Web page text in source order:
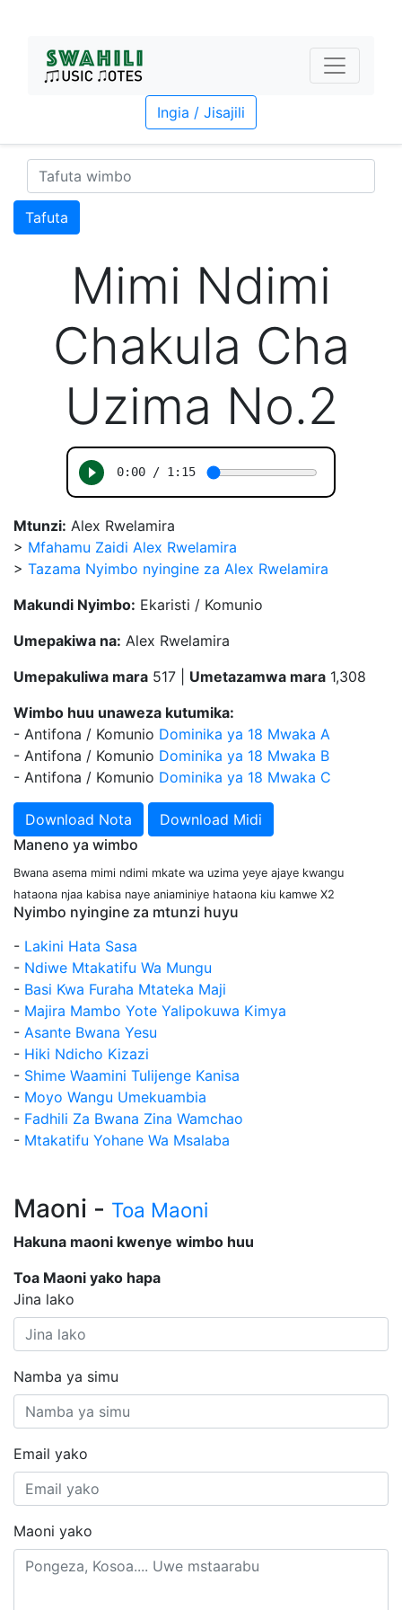
Ingia / Jisajili
Tafuta
Mimi Ndimi
Chakula Cha
Uzima No.2
Mtunzi: Alex Rwelamira
> Mfahamu Zaidi Alex Rwelamira
> Tazama Nyimbo nyingine za Alex Rwelamira
Makundi Nyimbo: Ekaristi / Komunio
Umepakiwa na: Alex Rwelamira
Umepakuliwa mara 517 | Umetazamwa mara 1,308
Wimbo huu unaweza kutumika:
- Antifona / Komunio Dominika ya 18 Mwaka A
- Antifona / Komunio Dominika ya 18 Mwaka B
- Antifona / Komunio Dominika ya 18 Mwaka C
Download Nota
Download Midi
Maneno ya wimbo
Bwana asema mimi ndimi mkate wa uzima yeye ajaye kwangu
hataona njaa kabisa naye aniaminiye hataona kiu kamwe X2
Nyimbo nyingine za mtunzi huyu
- Lakini Hata Sasa
- Ndiwe Mtakatifu Wa Mungu
- Basi Kwa Furaha Mtateka Maji
- Majira Mambo Yote Yalipokuwa Kimya
- Asante Bwana Yesu
- Hiki Ndicho Kizazi
- Shime Waamini Tulijenge Kanisa
- Moyo Wangu Umekuambia
- Fadhili Za Bwana Zina Wamchao
- Mtakatifu Yohane Wa Msalaba
Maoni - Toa Maoni
Hakuna maoni kwenye wimbo huu
Toa Maoni yako hapa
Jina lako
Namba ya simu
Email yako
Maoni yako